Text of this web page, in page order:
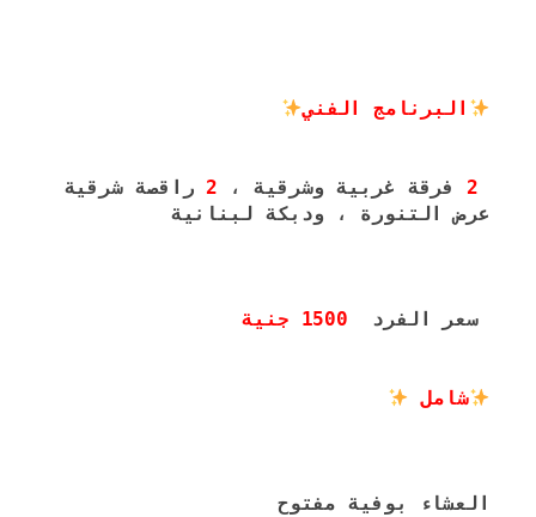
البرنامج الفني
2 فرقة غربية وشرقية ، 2
عرض التنورة ، ودبكة لبنانية
سعر الفرد 1500 جنية
شامل
العشاء بوفية مفتوح